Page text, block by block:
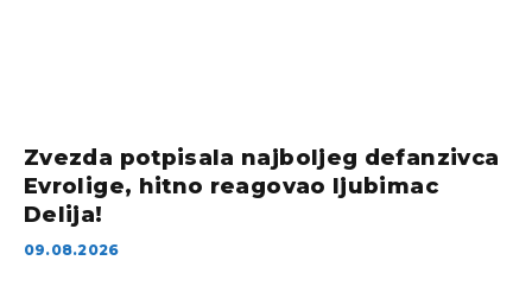
Zvezda potpisala najboljeg defanzivca
Evrolige, hitno reagovao ljubimac
Delija!
09.08.2026